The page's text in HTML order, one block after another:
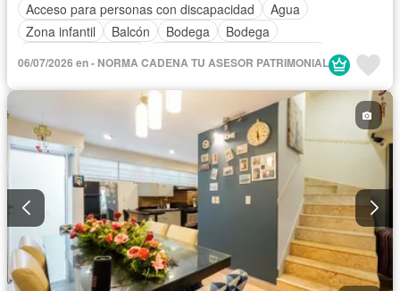
Acceso para personas con discapacidad
Agua
Zona infantil
Balcón Bodega
Bodega
Cuarto de servicio
Electricidad
Estacionamiento
Gimnasio Internet Jardín
Despacho
Recámara con closet
Seguridad
Televisión por cable
Terraza Vista panorámica
Zonas verdes
Parcialmente amueblado
06/07/2026 en - NORMA CADENA TU ASESOR PATRIMONIAL